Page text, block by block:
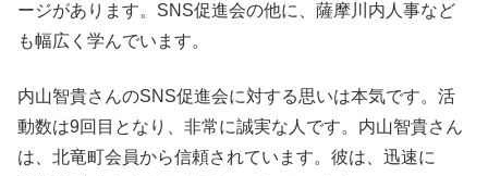
ージがあります。SNS促進会の他に、薩摩川内人事など
も幅広く学んでいます。
内山智貴さんのSNS促進会に対する思いは本気です。活
動数は9回目となり、非常に誠実な人です。内山智貴さん
は、北竜町会員から信頼されています。彼は、迅速に